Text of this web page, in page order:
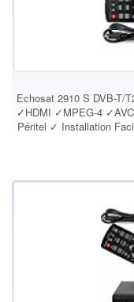
Echosat 2910 S DVB-T/
✓HDMI ✓MPEG-4
Péritel ✓ Installation